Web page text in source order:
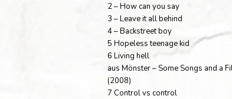
2 – How can you say
3 – Leave it all behind
4 – Backstreet boy
5 Hopeless teenage kid
6 Living hell
aus Mönster – Some Songs and a
(2008)
7 Control vs control